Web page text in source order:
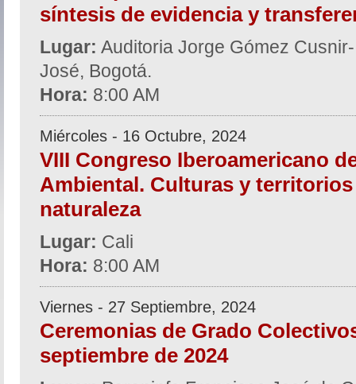
síntesis de evidencia y
Lugar: Auditoria Jorge Gómez
José, Bogotá.
Hora: 8:00 AM
Miércoles - 16 Octubre, 2024
VIII Congreso Iberoamericano
Ambiental. Culturas y territorios
naturaleza
Lugar: Cali
Hora: 8:00 AM
Viernes - 27 Septiembre, 2024
Ceremonias de Grado
septiembre de 2024